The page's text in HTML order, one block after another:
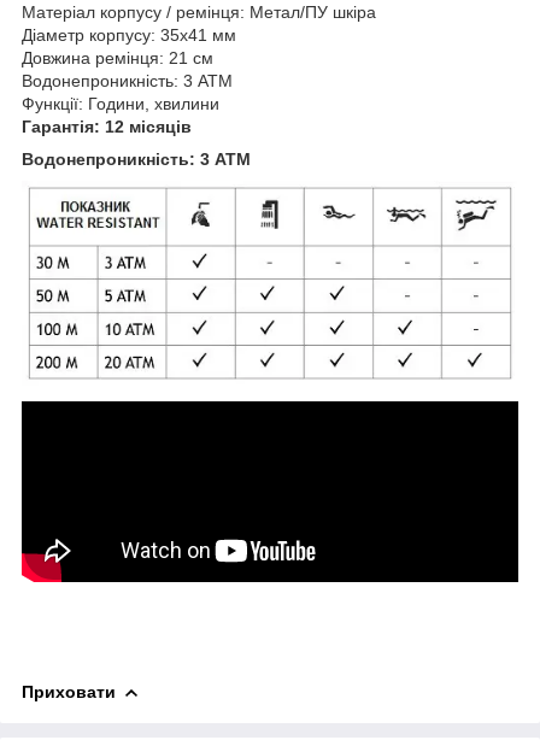
Матеріал корпусу / ремінця: Метал/ПУ шкіра
Діаметр корпусу: 35х41 мм
Довжина ремінця: 21 см
Водонепроникність: 3 ATM
Функції: Години, хвилини
Гарантія: 12 місяців
Водонепроникність: 3 ATM
Приховати